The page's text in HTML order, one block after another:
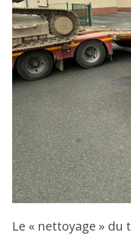
Le « nettoyage » du